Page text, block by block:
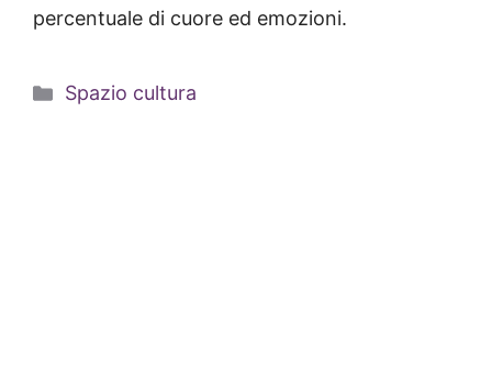
percentuale di cuore ed emozioni.
Categorie
Spazio cultura